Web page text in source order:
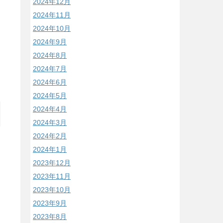
2024年11月
2024年10月
2024年9月
2024年8月
2024年7月
2024年6月
2024年5月
2024年4月
2024年3月
2024年2月
2024年1月
2023年12月
2023年11月
2023年10月
2023年9月
2023年8月